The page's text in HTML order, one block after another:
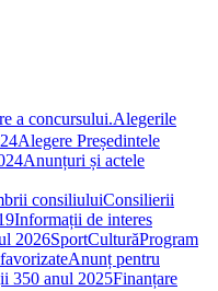
a concursului.Alegerile
Alegere Președintele
Anunțuri și actele
consiliuluiConsilierii
Informații de interes
2026SportCulturăProgram
Anunț pentru
350 anul 2025Finanțare